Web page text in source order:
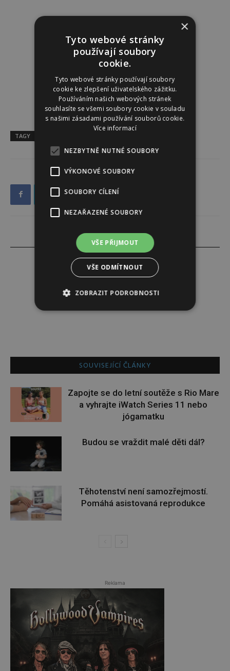
TAGY
Alena Babuková
SOUVISEJÍCÍ ČLÁNKY
Zapojte se do letní soutěže s Rio Mare
a vyhrajte iWatch Series 11 nebo
jógamatku
Budou se vraždit malé děti dál?
Těhotenství není samozřejmostí.
Pomáhá asistovaná reprodukce
Reklama
×
Tyto webové stránky
používají soubory
cookie.
Tyto webové stránky používají soubory
cookie ke zlepšení uživatelského zážitku.
Používáním našich webových stránek
souhlasíte se všemi soubory cookie v souladu
s našimi zásadami používání souborů cookie.
Více informací
NEZBYTNĚ NUTNÉ SOUBORY
VÝKONOVÉ SOUBORY
SOUBORY CÍLENÍ
NEZAŘAZENÉ SOUBORY
VŠE PŘIJMOUT
VŠE ODMÍTNOUT
ZOBRAZIT PODROBNOSTI